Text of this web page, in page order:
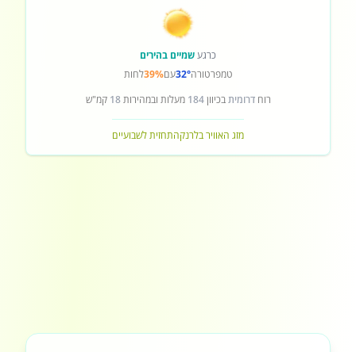
כרגעשמיים בהירים
טמפרטורה32°עם39%לחות
רוחדרומיתבכיוון184 מעלות ובמהירות18 קמ"ש
מזג האוויר בלרנקהתחזית לשבועיים